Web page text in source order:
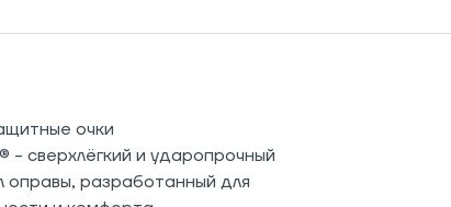
очки
- сверхлёгкий и ударопрочный
оправы, разработанный для